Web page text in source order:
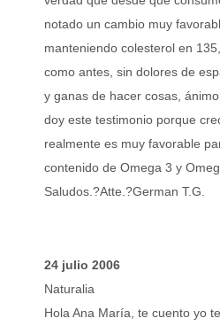
notado un cambio muy
manteniendo colesterol en
como antes, sin dolores de
y ganas de hacer cosas,
doy este testimonio porque
realmente es muy favorable
contenido de Omega 3 y
Saludos.?Atte.?German T.G.
24 julio 2006
Naturalia
Hola Ana María, te cuento yo